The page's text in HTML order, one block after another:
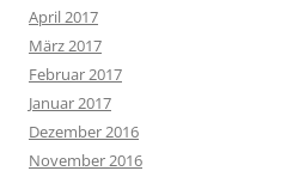
April 2017
März 2017
Februar 2017
Januar 2017
Dezember 2016
November 2016